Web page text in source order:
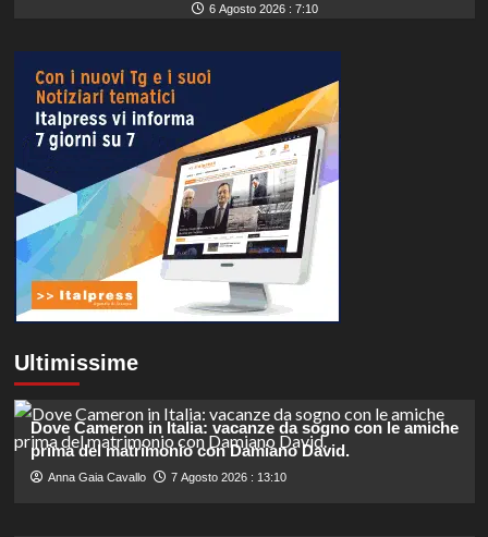
6 Agosto 2026 : 7:10
Ultimissime
Dove Cameron in Italia: vacanze da sogno con le amiche
prima del matrimonio con Damiano David.
Anna Gaia Cavallo 7 Agosto 2026 : 13:10